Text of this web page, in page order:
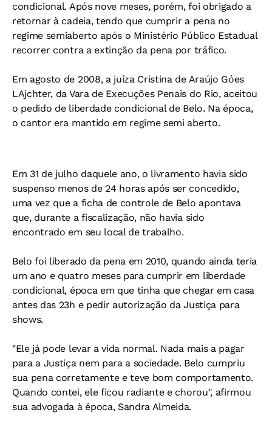
condicional. Após nove meses, porém, foi obrigado a
retornar à cadeia, tendo que cumprir a pena no
regime semiaberto após o Ministério Público Estadual
recorrer contra a extinção da pena por tráfico.
Em agosto de 2008, a juíza Cristina de Araújo Góes
LAjchter, da Vara de Execuções Penais do Rio, aceitou
o pedido de liberdade condicional de Belo. Na época,
o cantor era mantido em regime semi aberto.
Em 31 de julho daquele ano, o livramento havia sido
suspenso menos de 24 horas após ser concedido,
uma vez que a ficha de controle de Belo apontava
que, durante a fiscalização, não havia sido
encontrado em seu local de trabalho.
Belo foi liberado da pena em 2010, quando ainda teria
um ano e quatro meses para cumprir em liberdade
condicional, época em que tinha que chegar em casa
antes das 23h e pedir autorização da Justiça para
shows.
"Ele já pode levar a vida normal. Nada mais a pagar
para a Justiça nem para a sociedade. Belo cumpriu
sua pena corretamente e teve bom comportamento.
Quando contei, ele ficou radiante e chorou", afirmou
sua advogada à época, Sandra Almeida.